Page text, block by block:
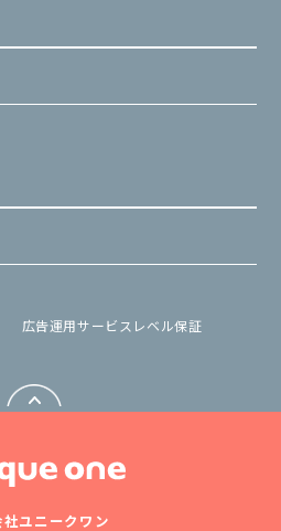
広告運用サービスレベル保証
ユニークワン